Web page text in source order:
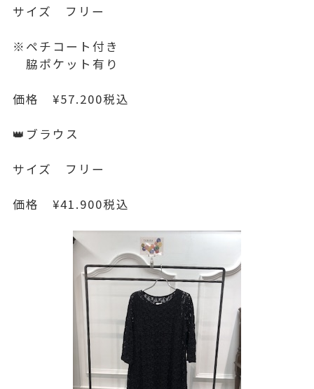
サイズ フリー
※ペチコート付き
脇ポケット有り
価格 ¥57.200税込
👑ブラウス
サイズ フリー
価格 ¥41.900税込